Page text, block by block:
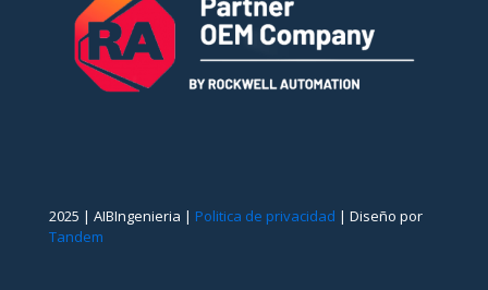
2025 | AIBIngenieria | Politica de privacidad | Diseño por
Tandem